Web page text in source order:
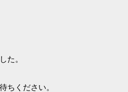
た。
ちください。